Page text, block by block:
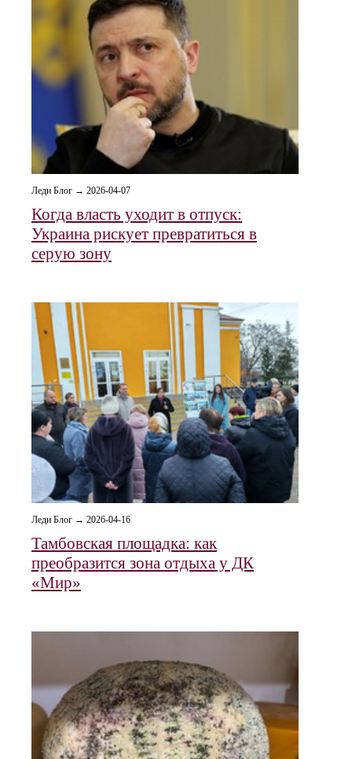
Леди Блог → 2026-04-07
Когда власть уходит в отпуск:
Украина рискует превратиться в
серую зону
Леди Блог → 2026-04-16
Тамбовская площадка: как
преобразится зона отдыха у ДК
«Мир»